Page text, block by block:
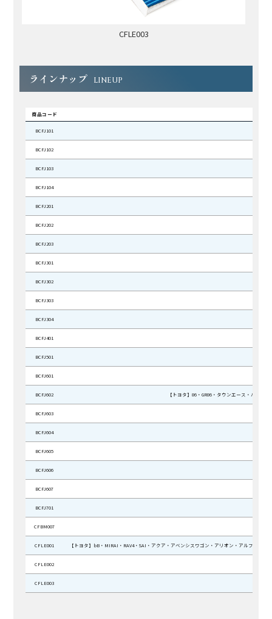
CFLE003
ラインナップ LINEUP
商品コード
BCFJ101
BCFJ102
BCFJ103
BCFJ104
BCFJ201
BCFJ202
BCFJ203
BCFJ301
BCFJ302
BCFJ303
BCFJ304
BCFJ401
BCFJ501
BCFJ601
BCFJ602 【トヨタ】86・GR86・タウンエース・ハイ
BCFJ603
BCFJ604
BCFJ605
BCFJ606
BCFJ607
BCFJ701
CFBM007
CFLE001 【トヨタ】bB・MIRAI・RAV4・SAI・アクア・アベンシスワゴン・アリオン・アルファー
CFLE002
CFLE003